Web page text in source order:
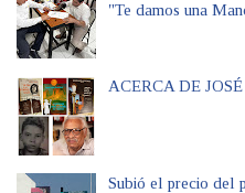
"Te damos una
ACERCA DE
Subió el precio del